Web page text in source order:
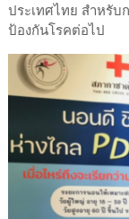
ประเทศไทย สำหรับ
ป้องกันโรคต่อไป